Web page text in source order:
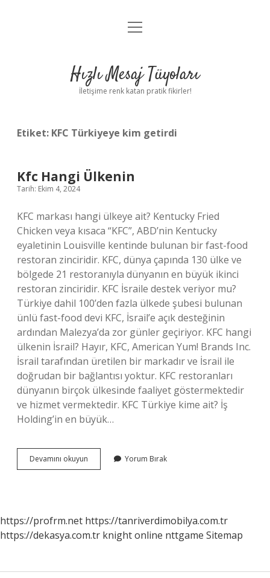
Anasayfa
Yasal Uyarı
menüyü
Hızlı Mesaj Tüyoları
İletişime renk katan pratik fikirler!
Etiket: KFC Türkiyeye kim getirdi
Kfc Hangi Ülkenin
Tarih: Ekim 4, 2024
KFC markası hangi ülkeye ait? Kentucky Fried
Chicken veya kısaca “KFC”, ABD’nin Kentucky
eyaletinin Louisville kentinde bulunan bir fast-food
restoran zinciridir. KFC, dünya çapında 130 ülke ve
bölgede 21 restoranıyla dünyanın en büyük ikinci
restoran zinciridir. KFC İsraile destek veriyor mu?
Türkiye dahil 100’den fazla ülkede şubesi bulunan
ünlü fast-food devi KFC, İsrail’e açık desteğinin
ardından Malezya’da zor günler geçiriyor. KFC hangi
ülkenin İsrail? Hayır, KFC, American Yum! Brands Inc.
İsrail tarafından üretilen bir markadır ve İsrail ile
doğrudan bir bağlantısı yoktur. KFC restoranları
dünyanın birçok ülkesinde faaliyet göstermektedir
ve hizmet vermektedir. KFC Türkiye kime ait? İş
Holding’in en büyük…
Devamını okuyun
Hangi
Yorum Bırak
https://profrm.net https://tanriverdimobilya.com.tr
https://dekasya.com.tr knight online nttgame Sitemap